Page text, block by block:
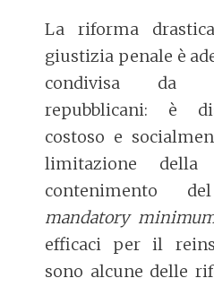
La riforma
giustizia penale è
condivisa da
repubblicani: è
costoso e
limitazione della
contenimento
mandatory
efficaci per il
sono alcune delle